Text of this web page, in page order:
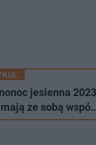
jesienna
ze sobą